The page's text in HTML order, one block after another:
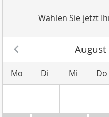
Wählen Sie jetzt
August
Mo Di Mi Do